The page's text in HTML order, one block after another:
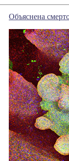
Объяснена